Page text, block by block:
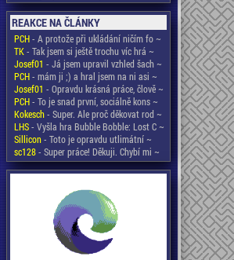
REAKCE NA ČLÁNKY
PCH- A protože při ukládání ničím fo ~
TK- Tak jsem si ještě trochu víc hrá ~
Josef01 - Já jsem upravil vzhled šach ~
PCH- mám ji ;) a hral jsem na ni asi ~
Josef01 - Opravdu krásná práce, člově ~
PCH- To je snad první, sociálně kons ~
Kokesch- Super. Ale proč děkovat rod ~
LHS- Vyšla hra Bubble Bobble: Lost C ~
Sillicon- Toto je opravdu utlimátní ~
sc128- Super práce! Děkuji. Chybí mi ~